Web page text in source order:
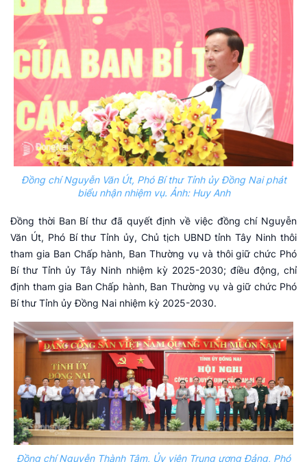
Đồng chí Nguyễn Văn Út, Phó Bí thư Tỉnh ủy Đồng Nai phát
biểu nhận nhiệm vụ. Ảnh: Huy Anh
Đồng thời Ban Bí thư đã quyết định về việc đồng chí Nguyễn
Văn Út, Phó Bí thư Tỉnh ủy, Chủ tịch UBND tỉnh Tây Ninh thôi
tham gia Ban Chấp hành, Ban Thường vụ và thôi giữ chức Phó
Bí thư Tỉnh ủy Tây Ninh nhiệm kỳ 2025-2030; điều động, chỉ
định tham gia Ban Chấp hành, Ban Thường vụ và giữ chức Phó
Bí thư Tỉnh ủy Đồng Nai nhiệm kỳ 2025-2030.
Đồng chí Nguyễn Thành Tâm, Ủy viên Trung ương Đảng, Phó